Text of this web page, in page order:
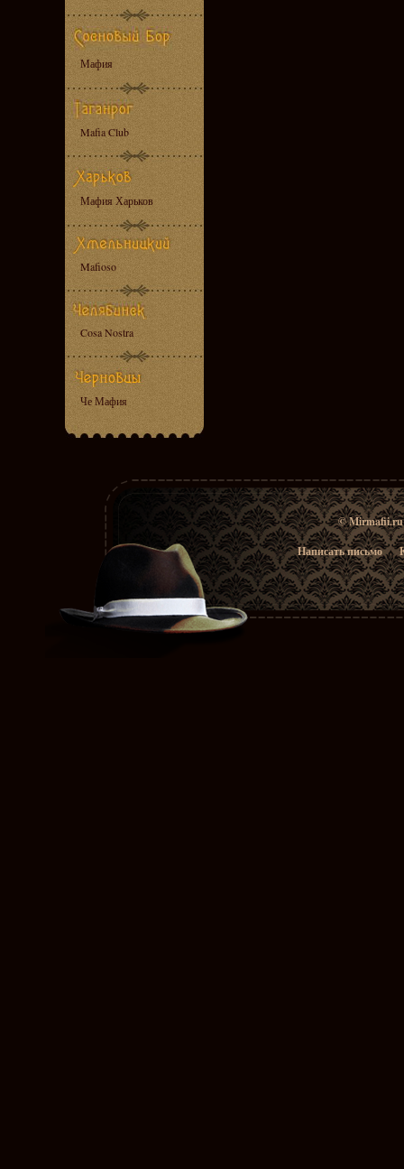
Мафия
Mafia Club
Мафия Харьков
Mafioso
Cosa Nostra
Че Мафия
© Mirmafii.ru
Написать письмо